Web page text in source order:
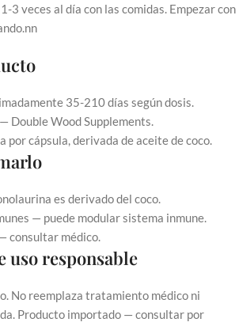
3 veces al día con las comidas. Empezar con
35-210 días según dosis.
— Double Wood Supplements.
por cápsula, derivada de aceite de coco.
es derivado del coco.
— puede modular sistema inmune.
consultar médico.
uso responsable
No reemplaza tratamiento médico ni
Producto importado — consultar por